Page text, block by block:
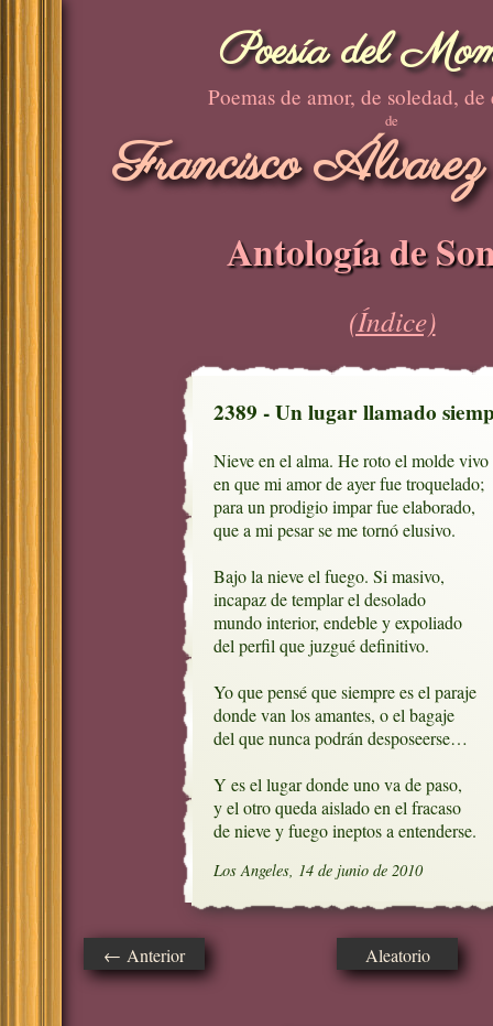
Poesía del
Poemas de amor, de soledad, de
de
Francisco
Antología de
(Índice)
2389 - Un lugar llamado
Nieve en el alma. He roto el molde vivo
en que mi amor de ayer fue troquelado;
para un prodigio impar fue elaborado,
que a mi pesar se me tornó elusivo.
Bajo la nieve el fuego. Si masivo,
incapaz de templar el desolado
mundo interior, endeble y expoliado
del perfil que juzgué definitivo.
Yo que pensé que siempre es el paraje
donde van los amantes, o el bagaje
del que nunca podrán desposeerse…
Y es el lugar donde uno va de paso,
y el otro queda aislado en el fracaso
de nieve y fuego ineptos a entenderse.
Los Angeles, 14 de junio de 2010
← Anterior Aleatorio